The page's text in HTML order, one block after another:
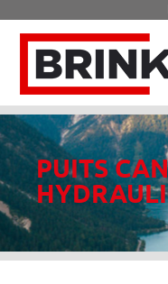
Menu principal
au
contenu
PUITS